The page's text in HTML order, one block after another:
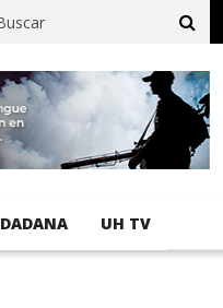
en obras de terracería
UH TV